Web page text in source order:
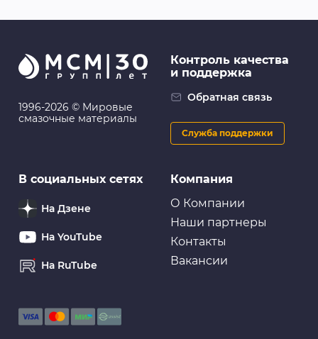
1996-2026 © Мировые
смазочные материалы
Компания
О Компании
Наши партнеры
Контакты
Вакансии
Контроль качества
и поддержка
Обратная связь
Служба поддержки
В социальных сетях
На Дзене
На YouTube
На RuTube